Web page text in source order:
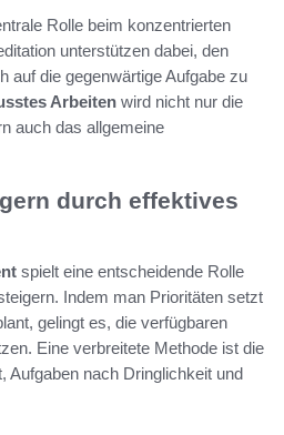
Rolle beim konzentrierten
unterstützen dabei, den
auf die gegenwärtige Aufgabe zu
Arbeiten wird nicht nur die
auch das allgemeine
durch effektives
spielt eine entscheidende Rolle
Indem man Prioritäten setzt
gelingt es, die verfügbaren
Eine verbreitete Methode ist die
Aufgaben nach Dringlichkeit und